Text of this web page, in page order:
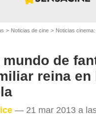
Noticias de cine Noticias
mundo de
reina en
— 21 mar 2013 a